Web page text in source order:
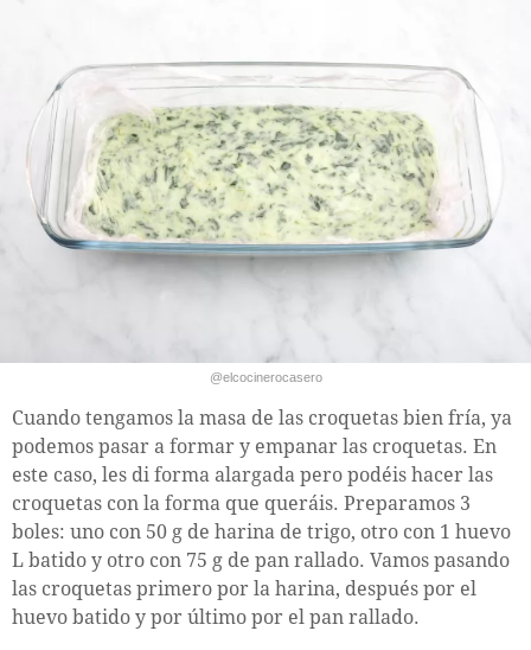
@elcocinerocasero
Cuando tengamos la masa de las croquetas bien fría, ya
podemos pasar a formar y empanar las croquetas. En
este caso, les di forma alargada pero podéis hacer las
croquetas con la forma que queráis. Preparamos 3
boles: uno con 50 g de harina de trigo, otro con 1 huevo
L batido y otro con 75 g de pan rallado. Vamos pasando
las croquetas primero por la harina, después por el
huevo batido y por último por el pan rallado.